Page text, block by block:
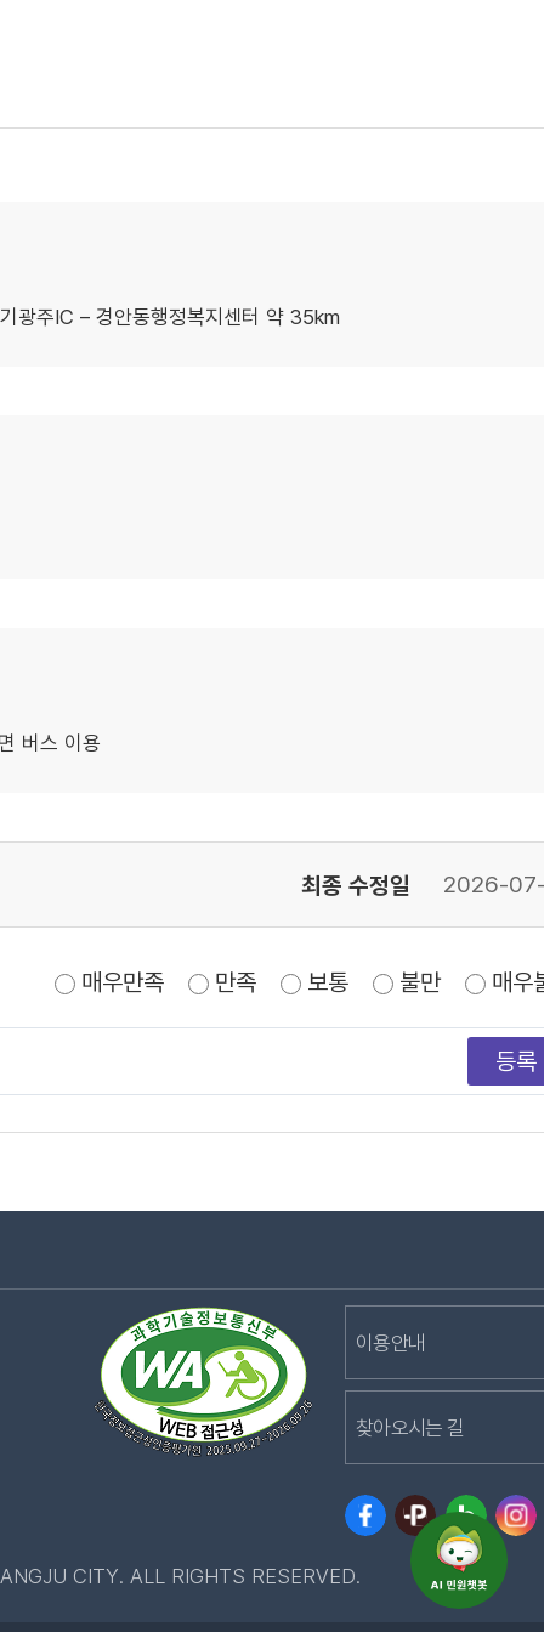
광주IC – 경안동행정복지센터 약 35km
버스 이용
최종 수정일 2026-
매우만족 만족 보통 불만 매우
이용안내
찾아오시는 길
CITY. ALL RIGHTS RESERVED.